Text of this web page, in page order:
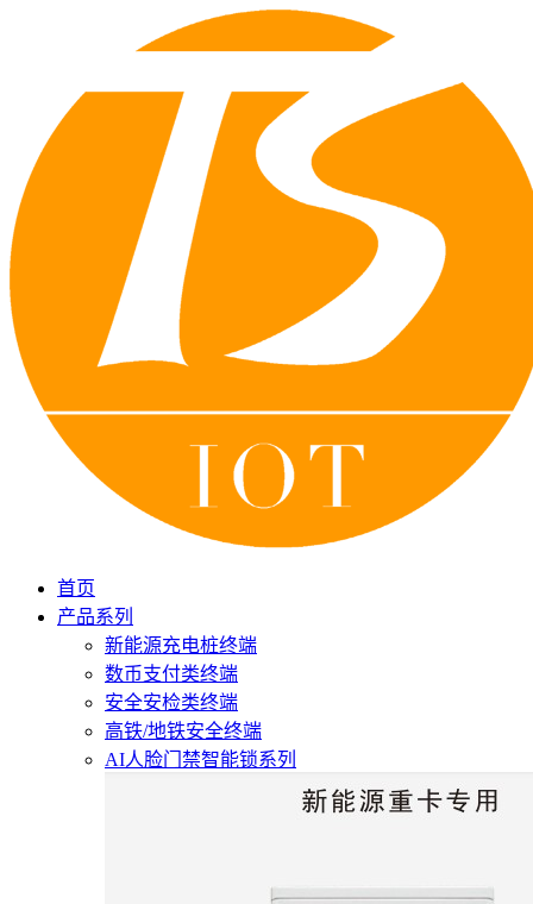
首页
产品系列
新能源充电桩终端
数币支付类终端
安全安检类终端
高铁/地铁安全终端
AI人脸门禁智能锁系列